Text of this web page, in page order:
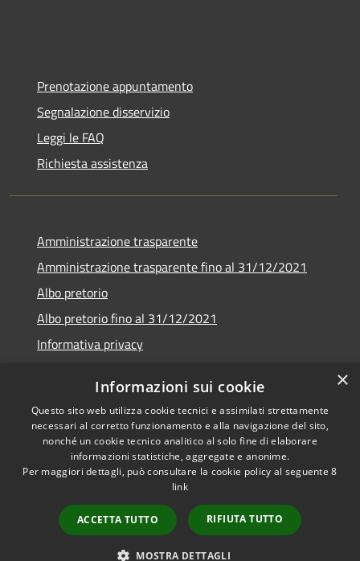
Prenotazione appuntamento
Segnalazione disservizio
Leggi le FAQ
Richiesta assistenza
Amministrazione trasparente
Amministrazione trasparente fino al 31/12/2021
Albo pretorio
Albo pretorio fino al 31/12/2021
Informativa privacy
Dichiarazione di accessibilità
RSS
Copyright © 2026 • Comune di
Municipium•
Accesso
redazione
×
Informazioni sui cookie
Questo sito web utilizza cookie tecnici e assimilati strettamente
necessari al corretto funzionamento e alla navigazione del sito,
nonché un cookie tecnico analitico al solo fine di elaborare
informazioni statistiche, aggregate e anonime.
Per maggiori dettagli, può consultare la cookie policy al seguente8
link
ACCETTA TUTTO RIFIUTA TUTTO
MOSTRA DETTAGLI